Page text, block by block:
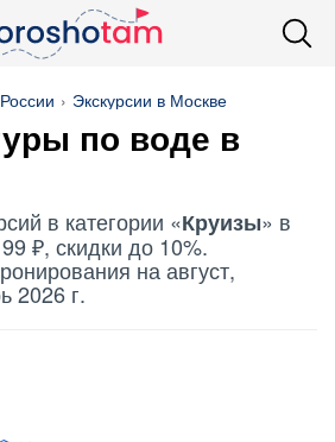
Экскурсии в Москве
по воде в
в категории «Круизы» в
₽, скидки до 10%.
на август,
2026 г.